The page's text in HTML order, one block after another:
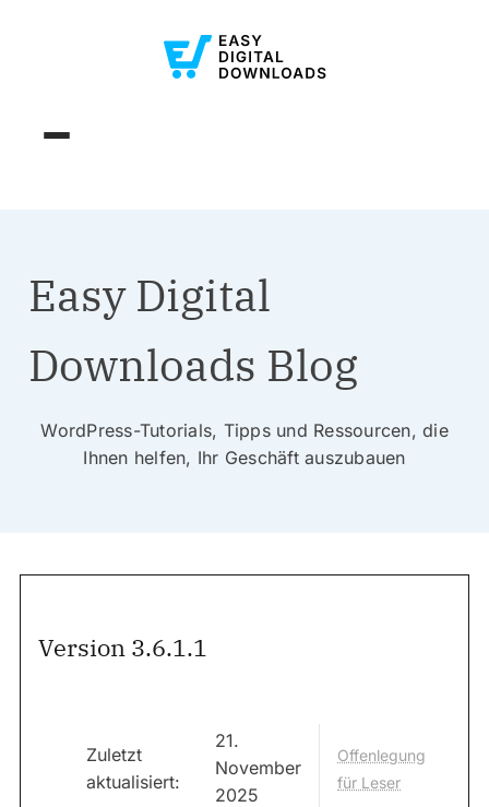
Easy Digital
Downloads Blog
WordPress-Tutorials, Tipps und Ressourcen, die
Ihnen helfen, Ihr Geschäft auszubauen
Version 3.6.1.1
Zuletzt
aktualisiert:
21.
November
2025
Offenlegung
für Leser